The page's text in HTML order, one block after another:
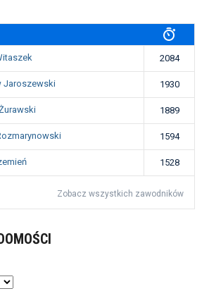
2084
Jaroszewski 1930
1889
1594
1528
Zobacz wszystkich zawodników